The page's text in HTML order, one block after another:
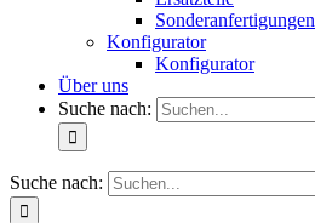
Sonderanfertigungen
Konfigurator
Konfigurator
Über uns
Suche nach:
Suche nach: